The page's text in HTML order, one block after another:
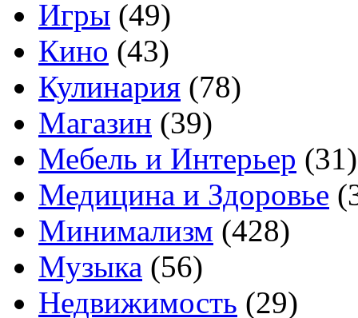
Игры (49)
Кино (43)
Кулинария (78)
Магазин (39)
Мебель и Интерьер (31)
Медицина и Здоровье
Минимализм (428)
Музыка (56)
Недвижимость (29)